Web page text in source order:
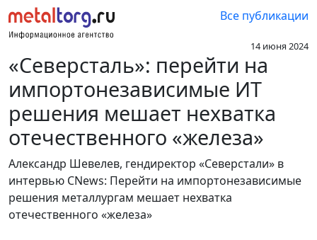
Все публикации
14 июня 2024
«Северсталь»: перейти на
импортонезависимые ИТ
решения мешает нехватка
отечественного «железа»
Александр Шевелев, гендиректор «Северстали» в
интервью CNews: Перейти на импортонезависимые
решения металлургам мешает нехватка
отечественного «железа»